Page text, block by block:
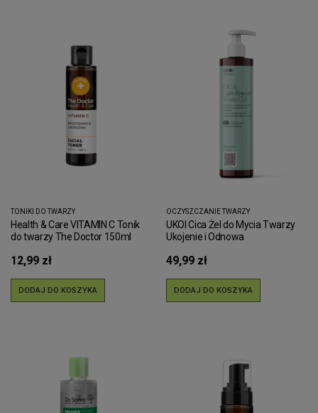
TONIKI DO TWARZY
Health & Care VITAMIN C Tonik
do twarzy The Doctor 150ml
12,99 zł
DODAJ DO KOSZYKA
OCZYSZCZANIE TWARZY
UKOI Cica Żel do Mycia Twarzy
Ukojenie i Odnowa
49,99 zł
DODAJ DO KOSZYKA